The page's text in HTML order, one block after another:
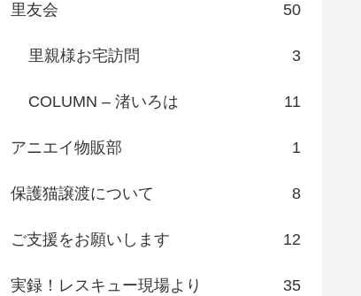
里友会 50
里親様お宅訪問 3
COLUMN – 渚いろは 11
アニエイ物販部 1
保護猫譲渡について 8
ご支援をお願いします 12
実録！レスキュー現場より 35